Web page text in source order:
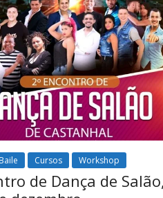
Baile Cursos Workshop
de Dança de Salão,